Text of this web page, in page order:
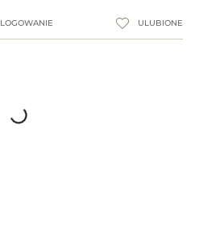
LOGOWANIE ULUBIONE